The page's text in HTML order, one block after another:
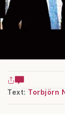
Text: Torbjörn